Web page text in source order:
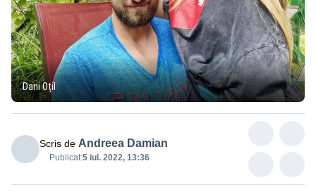
Dani Oțil
Scris de Andreea Damian
Publicat:5 iul. 2022, 13:36